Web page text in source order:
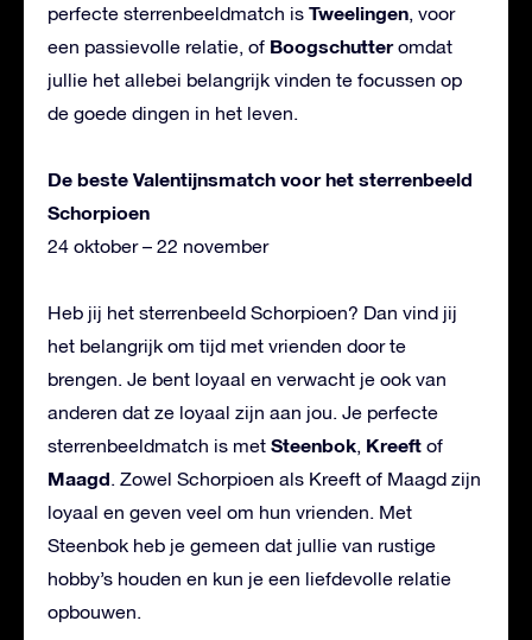
perfecte sterrenbeeldmatch is Tweelingen, voor
een passievolle relatie, of Boogschutteromdat
jullie het allebei belangrijk vinden te focussen op
de goede dingen in het leven.
De beste Valentijnsmatch voor het sterrenbeeld
Schorpioen
24 oktober – 22 november
Heb jij het sterrenbeeld Schorpioen? Dan vind jij
het belangrijk om tijd met vrienden door te
brengen. Je bent loyaal en verwacht je ook van
anderen dat ze loyaal zijn aan jou. Je perfecte
sterrenbeeldmatch is met Steenbok, Kreeft of
Maagd. Zowel Schorpioen als Kreeft of Maagd zijn
loyaal en geven veel om hun vrienden. Met
Steenbok heb je gemeen dat jullie van rustige
hobby’s houden en kun je een liefdevolle relatie
opbouwen.